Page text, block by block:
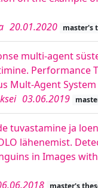
20.01.2020 master's
multi-agent
Performance
Mult-Agent System
03.06.2019
tuvastamine ja
lähenemist.
in Images
master's